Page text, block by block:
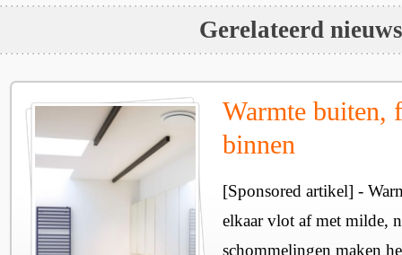
Gerelateerd nieuws
Warmte buiten,
binnen
[Sponsored artikel] -
elkaar vlot af met milde,
schommelingen maken